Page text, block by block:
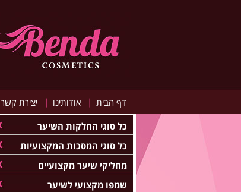
דף הבית | אודותינו | יצירת קשר
כל סוגי החלקות השיער
כל סוגי המסכות המקצועיות
מחליקי שיער מקצועיים
שמפו מקצועי לשיער